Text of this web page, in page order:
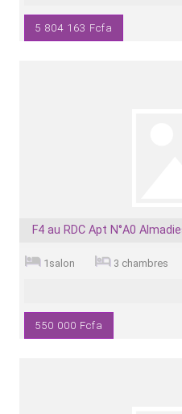
5 804 163 Fcfa
F4 au RDC Apt N°A0
1salon 3 chambres
550 000 Fcfa